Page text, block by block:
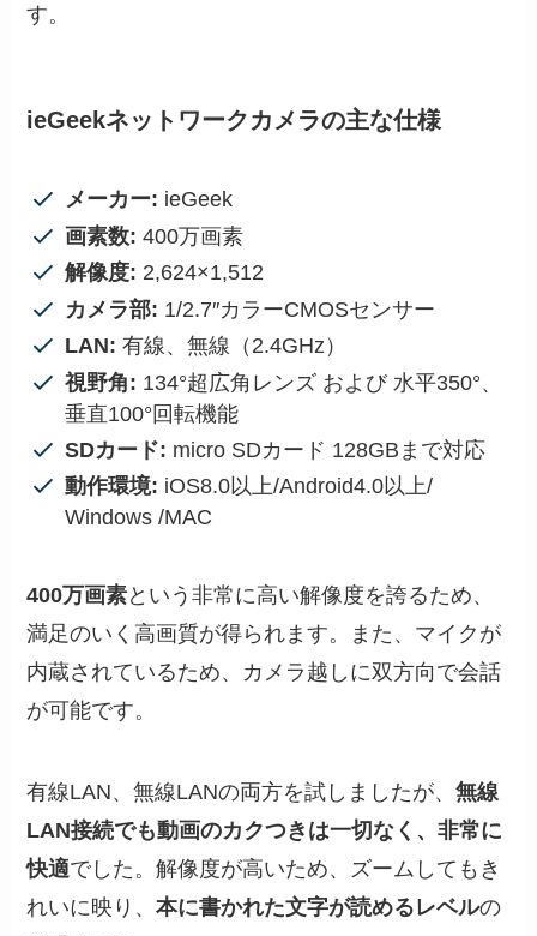
す。
ieGeekネットワークカメラの主な仕様
メーカー: ieGeek
画素数: 400万画素
解像度: 2,624×1,512
カメラ部: 1/2.7″カラーCMOSセンサー
LAN: 有線、無線（2.4GHz）
視野角: 134°超広角レンズ および 水平350°、
垂直100°回転機能
SDカード: micro SDカード 128GBまで対応
動作環境: iOS8.0以上/Android4.0以上/
Windows /MAC
400万画素という非常に高い解像度を誇るため、
満足のいく高画質が得られます。また、マイクが
内蔵されているため、カメラ越しに双方向で会話
が可能です。
有線LAN、無線LANの両方を試しましたが、無線
LAN接続でも動画のカクつきは一切なく、非常に
快適でした。解像度が高いため、ズームしてもき
れいに映り、本に書かれた文字が読めるレベルの